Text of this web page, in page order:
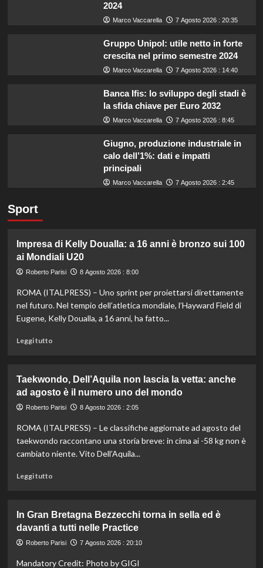
2024
Marco Vaccarella 7 Agosto 2026 : 20:35
Gruppo Unipol: utile netto in forte
crescita nel primo semestre 2024
Marco Vaccarella 7 Agosto 2026 : 14:40
Banca Ifis: lo sviluppo degli stadi è
la sfida chiave per Euro 2032
Marco Vaccarella 7 Agosto 2026 : 8:45
Giugno, produzione industriale in
calo dell’1%: dati e impatti
principali
Marco Vaccarella 7 Agosto 2026 : 2:45
Sport
Impresa di Kelly Doualla: a 16 anni è bronzo sui 100
ai Mondiali U20
Roberto Parisi 8 Agosto 2026 : 8:00
ROMA (ITALPRESS) – Uno sprint per proiettarsi direttamente
nel futuro. Nel tempio dell’atletica mondiale, l’Hayward Field di
Eugene, Kelly Doualla, a 16 anni, ha fatto...
Leggi tuttoLeggi
Impresa
di
Kelly
a
16
anni
Mondiali
U20
Taekwondo, Dell’Aquila non lascia la vetta: anche
ad agosto è il numero uno del mondo
Roberto Parisi 8 Agosto 2026 : 2:05
ROMA (ITALPRESS) – Le classifiche aggiornate ad agosto del
taekwondo raccontano una storia breve: in cima ai -58 kg non è
cambiato niente. Vito Dell’Aquila...
Leggi tuttoLeggi
Taekwondo,
Dell’Aquila
non
la
In Gran Bretagna Bezzecchi torna in sella ed è
davanti a tutti nelle Practice
Roberto Parisi 7 Agosto 2026 : 20:10
Mandatory Credit: Photo by GIGI